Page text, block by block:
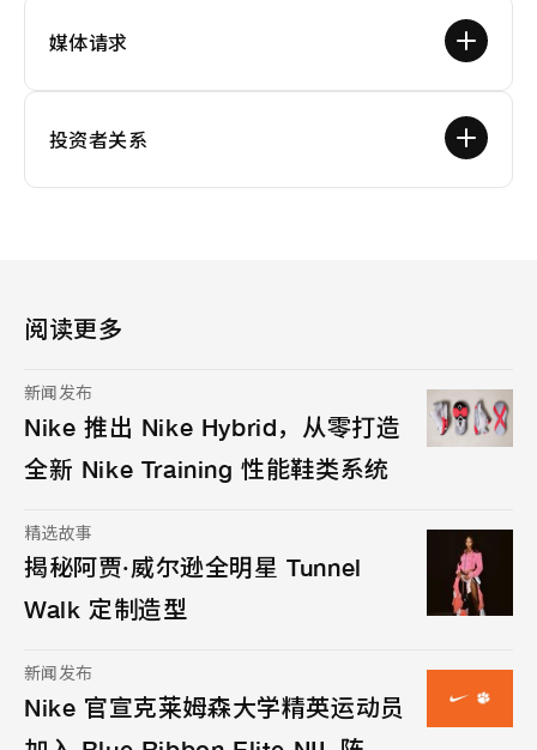
媒体请求
投资者关系
阅读更多
新闻发布
Nike 推出 Nike Hybrid，从零打造
全新 Nike Training 性能鞋类系统
精选故事
揭秘阿贾·威尔逊全明星 Tunnel
Walk 定制造型
新闻发布
Nike 官宣克莱姆森大学精英运动员